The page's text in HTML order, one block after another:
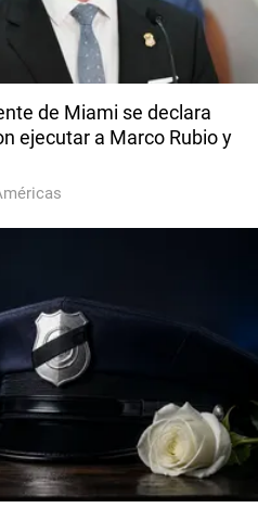
de Miami se declara
ejecutar a Marco Rubio y